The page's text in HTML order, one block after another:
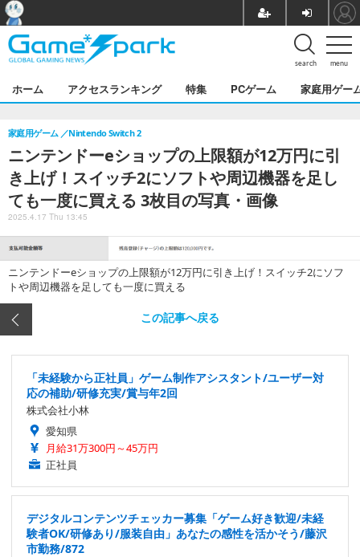
menu
search
ホーム アクセスランキング 特集 PCゲーム 家庭用ゲー
ニンテンドーeショップの上限額が12万円に引
き上げ！スイッチ2にソフトや周辺機器を足し
ても一度に買える 3枚目の写真・画像
家庭用ゲーム Nintendo Switch 2
2025.4.17 Thu 13:45
ニンテンドーeショップの上限額が12万円に引き上げ！スイッチ2にソフ
トや周辺機器を足しても一度に買える
この記事へ戻る
「未経験から正社員」ゲーム制作アシスタント/ユーザー対
応の補助/研修充実/賞与年2回
株式会社小林
愛知県
月給31万300円～45万円
正社員
デジタルコンテンツチェッカー募集「ゲーム好き歓迎/未経
験者OK/研修あり/服装自由」あなたの感性を活かそう/藤沢
市勤務/872